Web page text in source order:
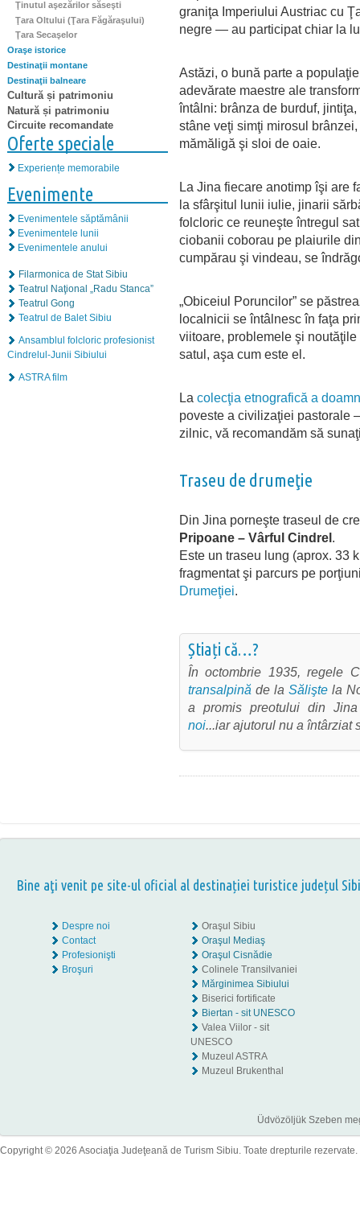
Ţinutul aşezărilor săseşti
Ţara Oltului (Ţara Făgăraşului)
Ţara Secaşelor
Oraşe istorice
Destinaţii montane
Destinaţii balneare
Cultură și patrimoniu
Natură și patrimoniu
Circuite recomandate
Oferte speciale
Experiențe memorabile
Evenimente
Evenimentele săptămânii
Evenimentele lunii
Evenimentele anului
Filarmonica de Stat Sibiu
Teatrul Naţional „Radu Stanca”
Teatrul Gong
Teatrul de Balet Sibiu
Ansamblul folcloric profesionist
Cindrelul-Junii Sibiului
ASTRA film
graniţa Imperiului Austriac cu
negre — au participat chiar la
Astăzi, o bună parte a
adevărate maestre ale
întâlni: brânza de burduf,
stâne veţi simţi mirosul
mămăligă şi sloi de oaie.
La Jina fiecare anotimp îşi are
la sfârşitul lunii iulie, jinarii
folcloric ce reuneşte întregul
ciobanii coborau pe plaiurile
cumpărau şi vindeau, se
„Obiceiul Poruncilor” se
localnicii se întâlnesc în faţa
viitoare, problemele şi
satul, aşa cum este el.
La colecţia etnografică a
poveste a civilizaţiei pastorale
zilnic, vă recomandăm să
Traseu de drumeţie
Din Jina porneşte traseul de
Pripoane – Vârful Cindrel.
Este un traseu lung (aprox. 33
fragmentat şi parcurs pe
Drumeţiei.
Știați că…?
În octombrie 1935, regele
transalpină de la Săliştela
a promis preotului din
noi...iar ajutorul nu a întârziat
Bine aţi venit pe site-ul oficial al destinației turistice județul
Despre noi
Contact
Profesionişti
Broşuri
Oraşul Sibiu
Oraşul Mediaş
Oraşul Cisnădie
Colinele Transilvaniei
Mărginimea Sibiului
Biserici fortificate
Biertan - sit UNESCO
Valea Viilor - sit
UNESCO
Muzeul ASTRA
Muzeul Brukenthal
Üdvözöljük Szeben
Copyright © 2026 Asociaţia Judeţeană de Turism Sibiu. Toate drepturile rezervate.